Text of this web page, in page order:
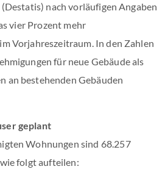
nach vorläufigen Angaben
vier Prozent mehr
Vorjahreszeitraum. In den Zahlen
für neue Gebäude als
an bestehenden Gebäuden
geplant
Wohnungen sind 68.257
folgt aufteilen: